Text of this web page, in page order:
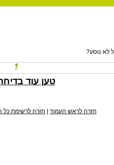
לא נוסע?
טען עוד
חזרה לראש העמוד| חזרה לרשימת כל